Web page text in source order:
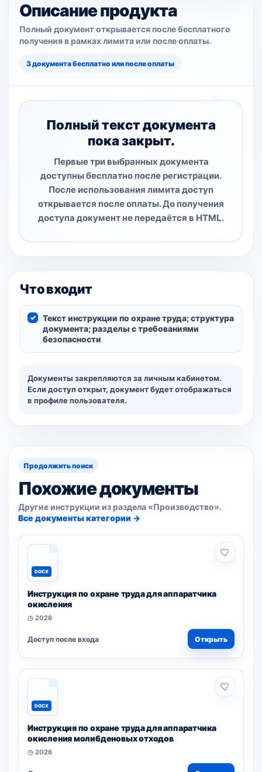
Описание продукта
Полный документ открывается после бесплатного
получения в рамках лимита или после оплаты.
3 документа бесплатно или после оплаты
Полный текст документа
пока закрыт.
Первые три выбранных документа
доступны бесплатно после регистрации.
После использования лимита доступ
открывается после оплаты. До получения
доступа документ не передаётся в HTML.
Что входит
Текст инструкции по охране труда; структура
документа; разделы с требованиями
безопасности
Документы закрепляются за личным кабинетом.
Если доступ открыт, документ будет отображаться
в профиле пользователя.
Продолжить поиск
Похожие документы
Другие инструкции из раздела «Производство».
Все документы категории →
DOCX
Инструкция по охране труда для аппаратчика
окисления
◷ 2026
Доступ после входа Открыть
DOCX
Инструкция по охране труда для аппаратчика
окисления молибденовых отходов
◷ 2026